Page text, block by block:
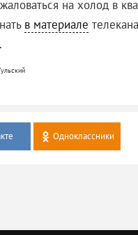
на холод в
в материале
Одноклассники